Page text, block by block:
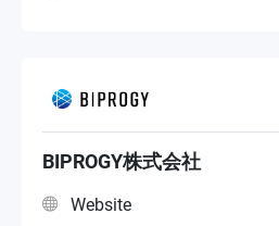
BIPROGY株式会社
Website